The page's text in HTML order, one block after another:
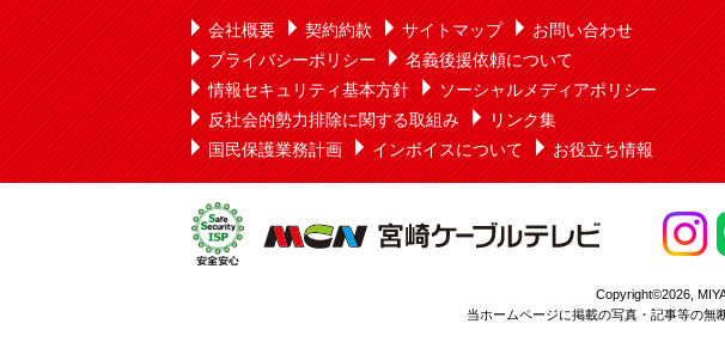
会社概要 契約約款 サイトマップ
お問い合わせ
プライバシーポリシー
名義後援依頼について
情報セキュリティ基本方針
ソーシャルメディアポリシー
反社会的勢力排除に関する取組み
リンク集
国民保護業務計画
インボイスについて お役立ち情報
Copyright©2026,
当ホームページに掲載の写真・記事等の無